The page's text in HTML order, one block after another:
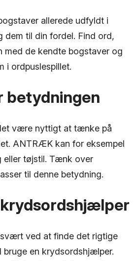
allerede udfyldt i
dem til din fordel. Find ord,
med de kendte bogstaver og
i ordpuslespillet.
betydningen
være nyttigt at tænke på
ANTRÆK kan for eksempel
eller tøjstil. Tænk over
til denne betydning.
krydsordshjælper
ved at finde det rigtige
bruge en krydsordshjælper.